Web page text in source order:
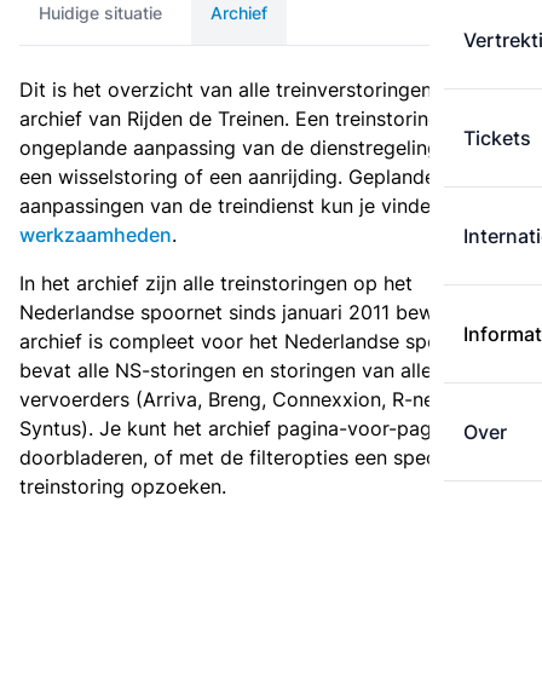
Tickets
Over
Huidige situatie Archief
Dit is het overzicht van alle treinverstoringen in het
archief van Rijden de Treinen. Een treinstoring is een
ongeplande aanpassing van de dienstregeling, zoals
een wisselstoring of een aanrijding. Geplande
aanpassingen van de treindienst kun je vinden bij de
werkzaamheden.
In het archief zijn alle treinstoringen op het
Nederlandse spoornet sinds januari 2011 bewaard. Het
archief is compleet voor het Nederlandse spoor: het
bevat alle NS-storingen en storingen van alle regionale
vervoerders (Arriva, Breng, Connexxion, R-net en
Syntus). Je kunt het archief pagina-voor-pagina
doorbladeren, of met de filteropties een specifieke
treinstoring opzoeken.